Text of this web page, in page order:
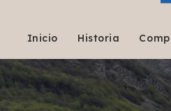
Inicio Historia